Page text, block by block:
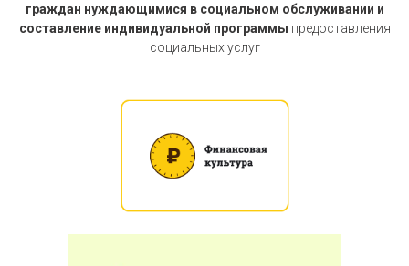
граждан нуждающимися в социальном обслуживании и
составление индивидуальной программы предоставления
социальных услуг